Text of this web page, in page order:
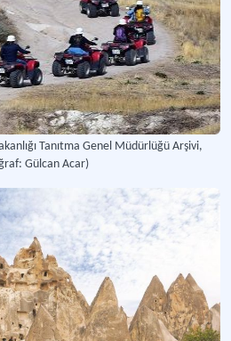
Tanıtma Genel Müdürlüğü Arşivi,
Gülcan Acar)